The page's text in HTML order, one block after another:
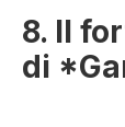
8. Il
di